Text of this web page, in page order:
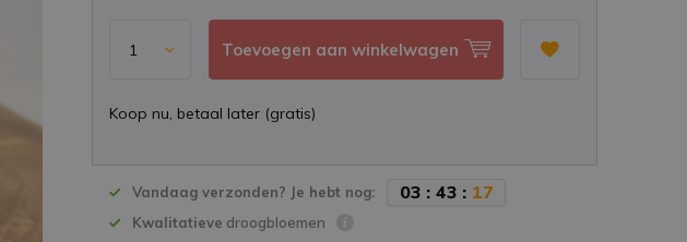
Toevoegen aan winkelwagen
Koop nu, betaal later (gratis)
Vandaag verzonden? Je hebt nog: 03: 43: 16
Kwalitatieve droogbloemen